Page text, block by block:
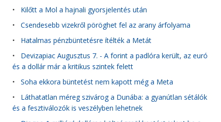
• Kilőtt a Mol a hajnali gyorsjelentés után
• Csendesebb vizekről pöröghet fel az arany árfolyama
• Hatalmas pénzbüntetésre ítélték a Metát
• Devizapiac Augusztus 7. - A forint a padlóra került, az euró
és a dollár már a kritikus szintek felett
• Soha ekkora büntetést nem kapott még a Meta
• Láthatatlan méreg szivárog a Dunába: a gyanútlan sétálók
és a fesztiválozók is veszélyben lehetnek